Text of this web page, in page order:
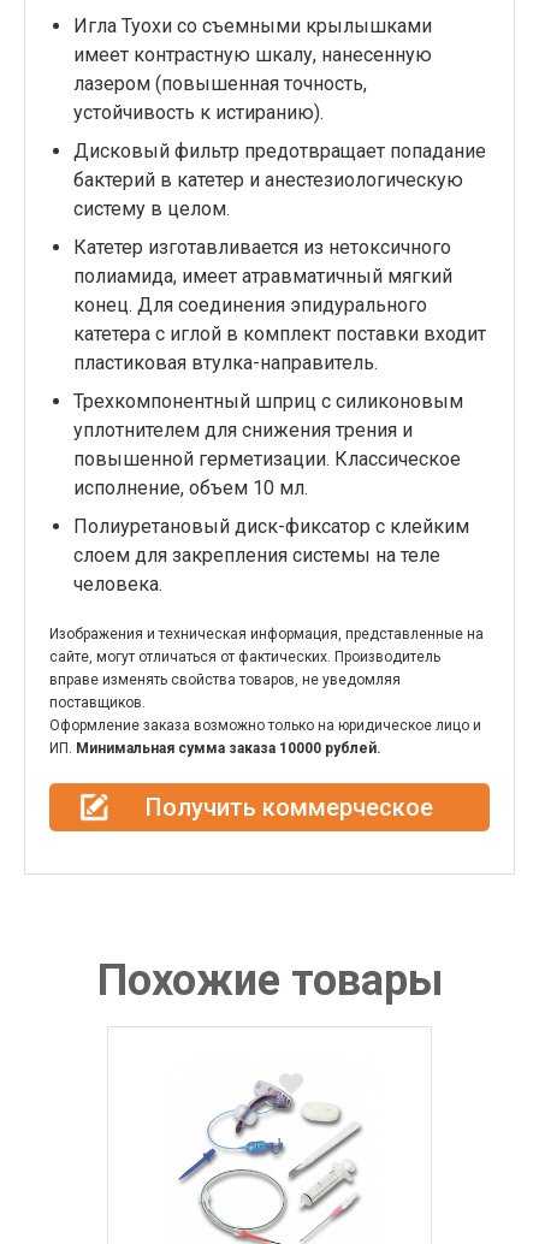
Игла Туохи со съемными крылышками
имеет контрастную шкалу, нанесенную
лазером (повышенная точность,
устойчивость к истиранию).
Дисковый фильтр предотвращает попадание
бактерий в катетер и анестезиологическую
систему в целом.
Катетер изготавливается из нетоксичного
полиамида, имеет атравматичный мягкий
конец. Для соединения эпидурального
катетера с иглой в комплект поставки входит
пластиковая втулка-направитель.
Трехкомпонентный шприц с силиконовым
уплотнителем для снижения трения и
повышенной герметизации. Классическое
исполнение, объем 10 мл.
Полиуретановый диск-фиксатор с клейким
слоем для закрепления системы на теле
человека.
Изображения и техническая информация, представленные на
сайте, могут отличаться от фактических. Производитель
вправе изменять свойства товаров, не уведомляя
поставщиков.
Оформление заказа возможно только на юридическое лицо и
ИП. Минимальная сумма заказа 10000 рублей.
Получить коммерческое
Похожие товары